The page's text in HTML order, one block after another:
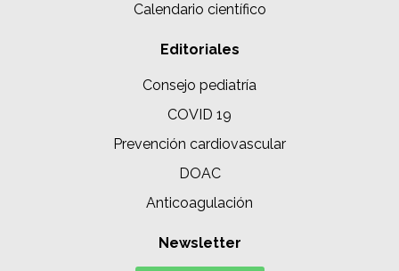
Calendario científico
Editoriales
Consejo pediatría
COVID 19
Prevención cardiovascular
DOAC
Anticoagulación
Newsletter